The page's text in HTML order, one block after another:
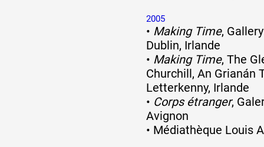
2005
• Making Time,
Dublin, Irlande
• Making Time, The
Churchill, An Grianán
Letterkenny, Irlande
• Corps étranger,
Avignon
• Médiathèque Louis